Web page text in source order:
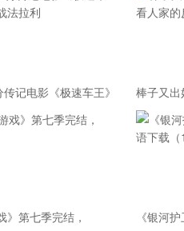
记电影《极速车王》
利
棒子又
人家的反
》第七季完结，
《银河